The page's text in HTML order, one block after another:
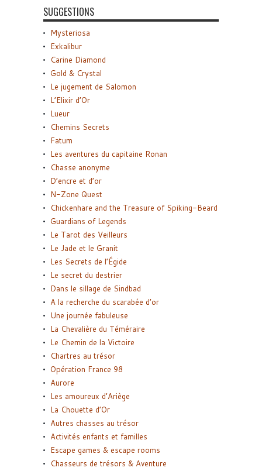
SUGGESTIONS
Mysteriosa
Exkalibur
Carine Diamond
Gold & Crystal
Le jugement de Salomon
L’Elixir d’Or
Lueur
Chemins Secrets
Fatum
Les aventures du capitaine Ronan
Chasse anonyme
D’encre et d’or
N-Zone Quest
Chickenhare and the Treasure of Spiking-Beard
Guardians of Legends
Le Tarot des Veilleurs
Le Jade et le Granit
Les Secrets de l’Égide
Le secret du destrier
Dans le sillage de Sindbad
A la recherche du scarabée d’or
Une journée fabuleuse
La Chevalière du Téméraire
Le Chemin de la Victoire
Chartres au trésor
Opération France 98
Aurore
Les amoureux d’Ariège
La Chouette d’Or
Autres chasses au trésor
Activités enfants et familles
Escape games & escape rooms
Chasseurs de trésors & Aventure